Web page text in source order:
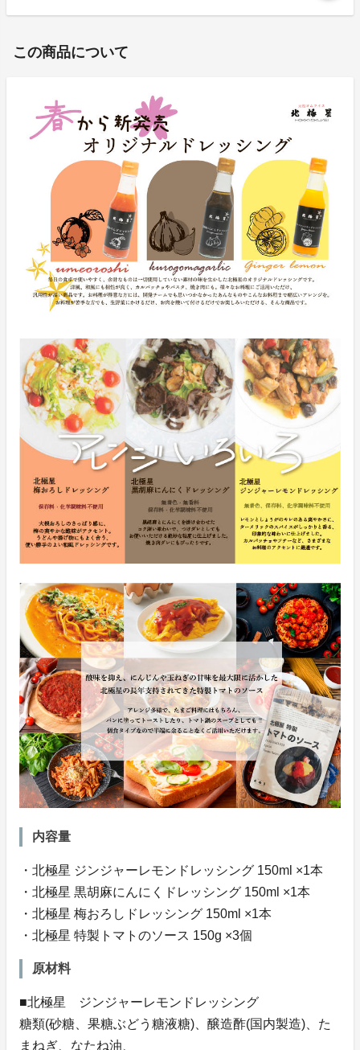
この商品について
内容量
・北極星 ジンジャーレモンドレッシング 150ml ×1本
・北極星 黒胡麻にんにくドレッシング 150ml ×1本
・北極星 梅おろしドレッシング 150ml ×1本
・北極星 特製トマトのソース 150g ×3個
原材料
■北極星 ジンジャーレモンドレッシング
糖類(砂糖、果糖ぶどう糖液糖)、醸造酢(国内製造)、た
まねぎ、なたね油、